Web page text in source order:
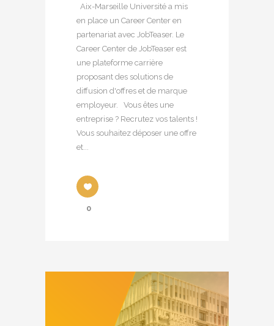
Aix-Marseille Université a mis
en place un Career Center en
partenariat avec JobTeaser. Le
Career Center de JobTeaser est
une plateforme carrière
proposant des solutions de
diffusion d'offres et de marque
employeur. Vous êtes une
entreprise ? Recrutez vos talents !
Vous souhaitez déposer une offre
et...
0